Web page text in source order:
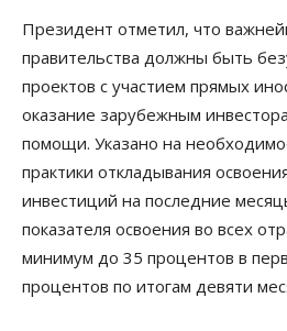
Президент отметил, что
правительства должны быть
проектов с участием прямых
оказание зарубежным
помощи. Указано на
практики откладывания
инвестиций на последние
показателя освоения во всех
минимум до 35 процентов в
процентов по итогам девяти